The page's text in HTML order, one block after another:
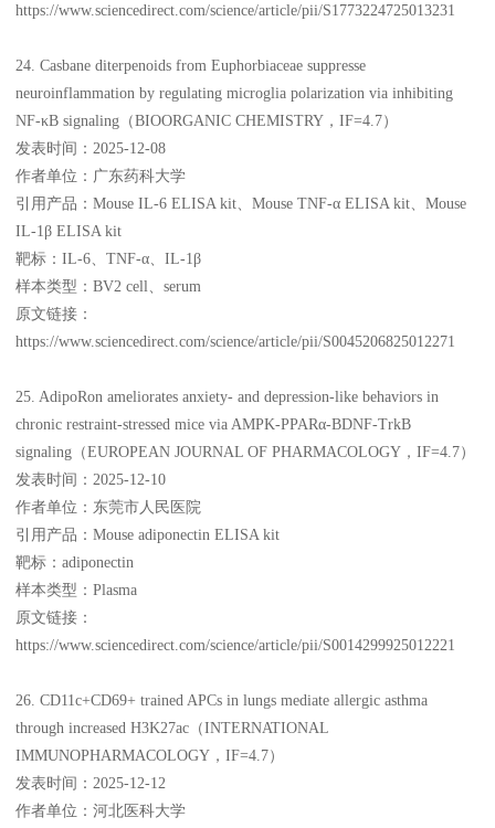
https://www.sciencedirect.com/science/article/pii/S1773224725013231
24. Casbane diterpenoids from Euphorbiaceae suppresse
neuroinflammation by regulating microglia polarization via inhibiting
NF-κB signaling（BIOORGANIC CHEMISTRY，IF=4.7）
发表时间：2025-12-08
作者单位：广东药科大学
引用产品：Mouse IL-6 ELISA kit、Mouse TNF-α ELISA kit、Mouse
IL-1β ELISA kit
靶标：IL-6、TNF-α、IL-1β
样本类型：BV2 cell、serum
原文链接：
https://www.sciencedirect.com/science/article/pii/S0045206825012271
25. AdipoRon ameliorates anxiety- and depression-like behaviors in
chronic restraint-stressed mice via AMPK-PPARα-BDNF-TrkB
signaling（EUROPEAN JOURNAL OF PHARMACOLOGY，IF=4.7）
发表时间：2025-12-10
作者单位：东莞市人民医院
引用产品：Mouse adiponectin ELISA kit
靶标：adiponectin
样本类型：Plasma
原文链接：
https://www.sciencedirect.com/science/article/pii/S0014299925012221
26. CD11c+CD69+ trained APCs in lungs mediate allergic asthma
through increased H3K27ac（INTERNATIONAL
IMMUNOPHARMACOLOGY，IF=4.7）
发表时间：2025-12-12
作者单位：河北医科大学